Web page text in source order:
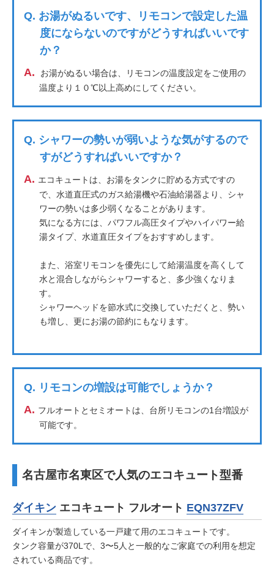
Q. お湯がぬるいです、リモコンで設定した温
度にならないのですがどうすればいいです
か？
A.
お湯がぬるい場合は、リモコンの温度設定をご使用の
温度より１０℃以上高めにしてください。
Q. シャワーの勢いが弱いような気がするので
すがどうすればいいですか？
A. エコキュートは、お湯をタンクに貯める方式ですの
で、水道直圧式のガス給湯機や石油給湯器より、シャ
ワーの勢いは多少弱くなることがあります。
気になる方には、パワフル高圧タイプやハイパワー給
湯タイプ、水道直圧タイプをおすすめします。
また、浴室リモコンを優先にして給湯温度を高くして
水と混合しながらシャワーすると、多少強くなりま
す。
シャワーヘッドを節水式に交換していただくと、勢い
も増し、更にお湯の節約にもなります。
Q. リモコンの増設は可能でしょうか？
A. フルオートとセミオートは、台所リモコンの1台増設が
可能です。
名古屋市名東区で人気のエコキュート型番
ダイキン エコキュート フルオート EQN37ZFV
ダイキンが製造している一戸建て用のエコキュートです。
タンク容量が370Lで、3〜5人と一般的なご家庭での利用を想定
されている商品です。